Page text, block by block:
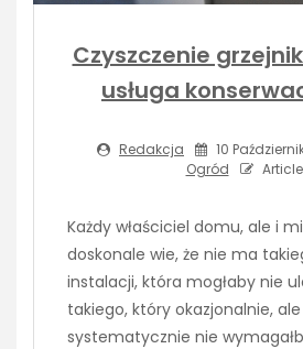
Czyszczenie
usługa
Redakcja 10
Ogród
Article
Każdy właściciel domu, ale i
doskonale wie, że nie ma
instalacji, która mogłaby nie
takiego, który okazjonalnie, ale
systematycznie nie